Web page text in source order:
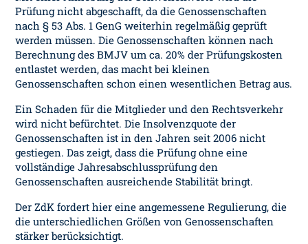
Prüfung nicht abgeschafft, da die Genossenschaften
nach § 53 Abs. 1 GenG weiterhin regelmäßig geprüft
werden müssen. Die Genossenschaften können nach
Berechnung des BMJV um ca. 20% der Prüfungskosten
entlastet werden, das macht bei kleinen
Genossenschaften schon einen wesentlichen Betrag aus.
Ein Schaden für die Mitglieder und den Rechtsverkehr
wird nicht befürchtet. Die Insolvenzquote der
Genossenschaften ist in den Jahren seit 2006 nicht
gestiegen. Das zeigt, dass die Prüfung ohne eine
vollständige Jahresabschlussprüfung den
Genossenschaften ausreichende Stabilität bringt.
Der ZdK fordert hier eine angemessene Regulierung, die
die unterschiedlichen Größen von Genossenschaften
stärker berücksichtigt.